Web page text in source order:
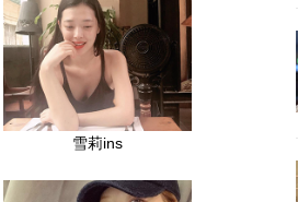
雪莉ins